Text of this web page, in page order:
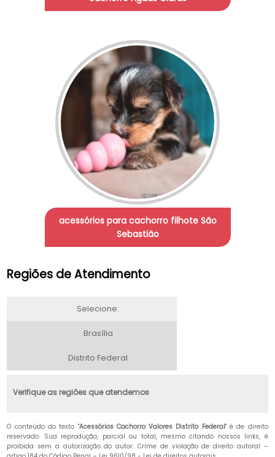
acessórios para cachorro filhote São
Sebastião
Regiões de Atendimento
Selecione:
Brasília
Distrito Federal
Verifique as regiões que atendemos
O conteúdo do texto "Acessórios Cachorro Valores Distrito Federal" é de direito
reservado. Sua reprodução, parcial ou total, mesmo citando nossos links, é
proibida sem a autorização do autor. Crime de violação de direito autoral –